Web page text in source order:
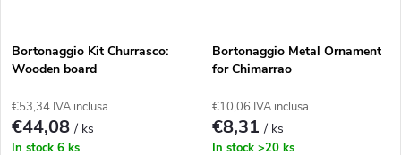
Bortonaggio Kit Churrasco:
Wooden board
€53,34 IVA inclusa
€44,08/ ks
In stock 6 ks
Bortonaggio Metal Ornament
for Chimarrao
€10,06 IVA inclusa
€8,31/ ks
In stock >20 ks